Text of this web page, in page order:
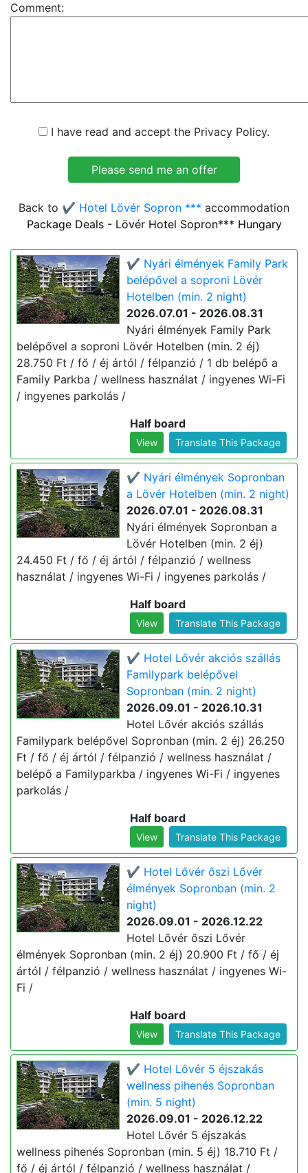
Comment:
I have read and accept the Privacy Policy.
Back to ✔️ Hotel Lövér Sopron *** accommodation
Package Deals - Lövér Hotel Sopron*** Hungary
✔️ Nyári élmények Family Park
belépővel a soproni Lövér
Hotelben (min. 2 night)
2026.07.01 - 2026.08.31
Nyári élmények Family Park
belépővel a soproni Lövér Hotelben (min. 2 éj)
28.750 Ft / fő / éj ártól / félpanzió / 1 db belépő a
Family Parkba / wellness használat / ingyenes Wi-Fi
/ ingyenes parkolás /
Half board
View Translate This Package
✔️ Nyári élmények Sopronban
a Lövér Hotelben (min. 2 night)
2026.07.01 - 2026.08.31
Nyári élmények Sopronban a
Lövér Hotelben (min. 2 éj)
24.450 Ft / fő / éj ártól / félpanzió / wellness
használat / ingyenes Wi-Fi / ingyenes parkolás /
Half board
View Translate This Package
✔️ Hotel Lővér akciós szállás
Familypark belépővel
Sopronban (min. 2 night)
2026.09.01 - 2026.10.31
Hotel Lővér akciós szállás
Familypark belépővel Sopronban (min. 2 éj) 26.250
Ft / fő / éj ártól / félpanzió / wellness használat /
belépő a Familyparkba / ingyenes Wi-Fi / ingyenes
parkolás /
Half board
View Translate This Package
✔️ Hotel Lővér őszi Lővér
élmények Sopronban (min. 2
night)
2026.09.01 - 2026.12.22
Hotel Lővér őszi Lővér
élmények Sopronban (min. 2 éj) 20.900 Ft / fő / éj
ártól / félpanzió / wellness használat / ingyenes Wi-
Fi /
Half board
View Translate This Package
✔️ Hotel Lővér 5 éjszakás
wellness pihenés Sopronban
(min. 5 night)
2026.09.01 - 2026.12.22
Hotel Lővér 5 éjszakás
wellness pihenés Sopronban (min. 5 éj) 18.710 Ft /
fő / éj ártól / félpanzió / wellness használat /